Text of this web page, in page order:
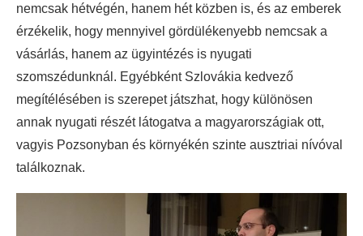
nemcsak hétvégén, hanem hét közben is, és az emberek
érzékelik, hogy mennyivel gördülékenyebb nemcsak a
vásárlás, hanem az ügyintézés is nyugati
szomszédunknál. Egyébként Szlovákia kedvező
megítélésében is szerepet játszhat, hogy különösen
annak nyugati részét látogatva a magyarországiak ott,
vagyis Pozsonyban és környékén szinte ausztriai nívóval
találkoznak.